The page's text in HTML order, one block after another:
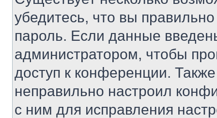
убедитесь, что вы
пароль. Если данные
администратором, чтобы
доступ к конференции.
неправильно настроил
с ним для исправления